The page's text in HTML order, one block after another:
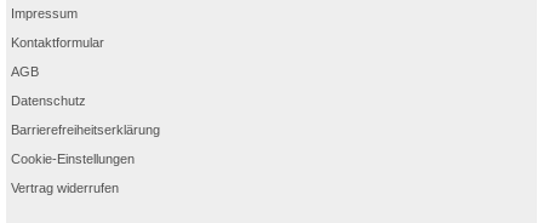
Impressum
Kontaktformular
AGB
Datenschutz
Barrierefreiheitserklärung
Cookie-Einstellungen
Vertrag widerrufen